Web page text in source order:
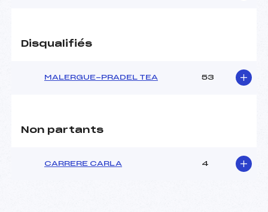
Disqualifiés
MALERGUE-PRADEL TEA 53
Non partants
CARRERE CARLA 4